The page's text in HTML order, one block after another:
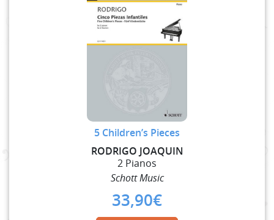
5 Children’s Pieces
RODRIGO JOAQUIN
2 Pianos
Schott Music
33,90€